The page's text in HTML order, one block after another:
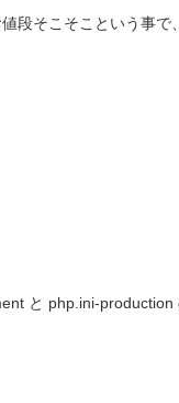
と php.ini-production